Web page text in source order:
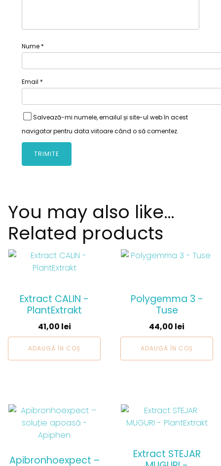
Nume *
Email *
Salvează-mi numele, emailul și site-ul web în acest
navigator pentru data viitoare când o să comentez.
You may also like…
Related products
Extract CALIN -
PlantExtrakt
41,00 lei
ADAUGĂ ÎN COȘ
Polygemma 3 -
Tuse
44,00 lei
ADAUGĂ ÎN COȘ
Apibronhoexpect –
Extract STEJAR